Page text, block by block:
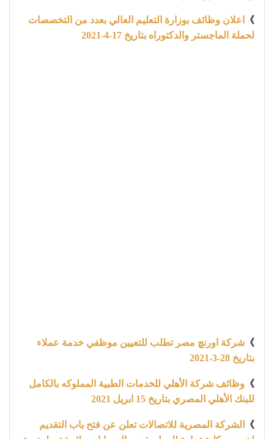
》
اعلان وظائف بوزارة التعليم العالي بعدد من التخصصات
لحملة الماجستر والدكتوراه بتاريخ 17-4-2021
》 شركة اورنچ مصر تطلب للتعيين موظفي خدمة عملاء
بتاريخ 28-3-2021
》 وظائف شركة الأهلي للخدمات الطبية المملوكه بالكامل
للبنك الأهلي المصري بتاريخ 15 ابريل 2021
》
الشركة المصرية للاتصالات تعلن عن فتح باب التقديم